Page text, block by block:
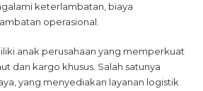
keterlambatan, biaya
operasional.
anak perusahaan yang memperkuat
dan kargo khusus. Salah satunya
yang menyediakan layanan logistik